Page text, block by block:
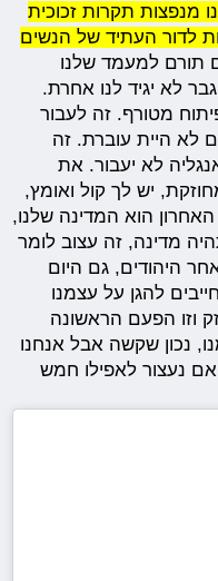
מנפצות תקרות זכוכית
לדור העתיד של הנשים
תורם למעמד שלנו
לא יגיד לנו אחרת.
מטורף. זה לעבור
לא היית עוברת. זה
עם דברים שילד בן 18 באנגליה לא יעבור. את
יש לך קול ואומץ,
הוא המדינה שלנו,
מדינה, זה עצוב לומר
היהודים, גם היום
להגן על עצמנו
וזו הפעם הראשונה
נכון שקשה אבל אנחנו
נעצור לאפילו חמש